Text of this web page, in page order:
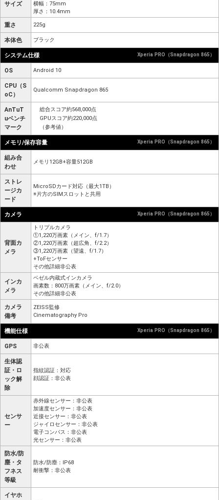
サイズ
横幅：75mm
厚さ：10.4mm
重さ 225g
本体色 ブラック
システム仕様 Xperia PRO（Snapdragon 865）
OS Android 10
CPU（S
oC）
Qualcomm Snapdragon 865
AnTuT
uベンチ
マーク
総合スコア約568,000点
GPUスコア約220,000点
（参考値）
メモリ/保存容量 Xperia PRO（Snapdragon 865）
組み合
わせ
メモリ12GB+容量512GB
ストレ
ージカ
ード
MicroSDカード対応（最大1TB）
※片方のSIMスロットと共用
カメラ Xperia PRO（Snapdragon 865）
背面カ
メラ
トリプルカメラ
①1,220万画素（メイン、f/1.7）
②1,220万画素（超広角、f/2.2）
③1,220万画素（望遠、f/1.7）
+ToFセンサー
その他詳細非公表
インカ
メラ
ベゼル内蔵式インカメラ
画素数：800万画素（メイン、f/2.0）
その他詳細非公表
カメラ
備考
ZEISS監修
Cinematography Pro
機能仕様 Xperia PRO（Snapdragon 865）
GPS 非公表
生体認
証・ロ
ック解
除
指紋認証：対応
顔認証：非公表
センサ
ー
赤外線センサー：非公表
加速度センサー：非公表
近接センサー：非公表
ジャイロセンサー：非公表
電子コンパス：非公表
光センサー：非公表
防水/防
塵・タ
フネス
等級
防水/防塵：IP68
耐衝撃：非公表
イヤホ